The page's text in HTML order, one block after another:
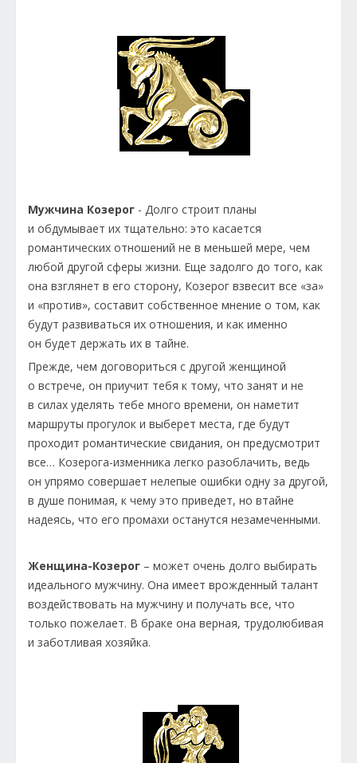
Мужчина Козерог - Долго строит планы
и обдумывает их тщательно: это касается
романтических отношений не в меньшей мере, чем
любой другой сферы жизни. Еще задолго до того, как
она взглянет в его сторону, Козерог взвесит все «за»
и «против», составит собственное мнение о том, как
будут развиваться их отношения, и как именно
он будет держать их в тайне.
Прежде, чем договориться с другой женщиной
о встрече, он приучит тебя к тому, что занят и не
в силах уделять тебе много времени, он наметит
маршруты прогулок и выберет места, где будут
проходит романтические свидания, он предусмотрит
все… Козерога-изменника легко разоблачить, ведь
он упрямо совершает нелепые ошибки одну за другой,
в душе понимая, к чему это приведет, но втайне
надеясь, что его промахи останутся незамеченными.
Женщина-Козерог – может очень долго выбирать
идеального мужчину. Она имеет врожденный талант
воздействовать на мужчину и получать все, что
только пожелает. В браке она верная, трудолюбивая
и заботливая хозяйка.